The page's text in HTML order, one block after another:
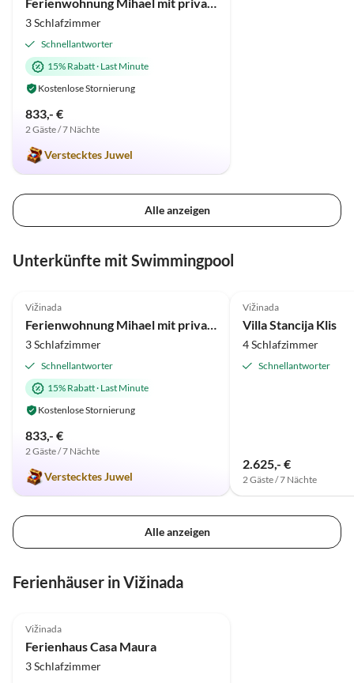
3 Schlafzimmer
Schnellantworter
15% Rabatt· Last Minute
Kostenlose Stornierung
833,- €
2 Gäste / 7 Nächte
Verstecktes Juwel
Alle anzeigen
Unterkünfte mit Swimmingpool
Vižinada
Ferienwohnung Mihael mit privatem Pool
3 Schlafzimmer
Schnellantworter
15% Rabatt· Last Minute
Kostenlose Stornierung
833,- €
2 Gäste / 7 Nächte
Verstecktes Juwel
Vižinada
Villa Stancija Klis
4 Schlafzimmer
Schnellantworter
2.625,- €
2 Gäste / 7 Nächte
Alle anzeigen
Ferienhäuser in Vižinada
Vižinada
Ferienhaus Casa Maura
3 Schlafzimmer